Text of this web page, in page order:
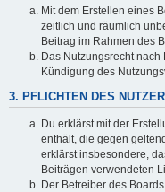
Mit dem Erstellen eines
zeitlich und räumlich
Beitrag im Rahmen des
Das Nutzungsrecht
Kündigung des
3. PFLICHTEN DES
Du erklärst mit der
enthält, die gegen
erklärst insbesondere,
Beiträgen verwendeten
Der Betreiber des